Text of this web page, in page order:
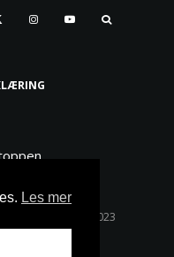
© Natt & Dag 2023
Les mer